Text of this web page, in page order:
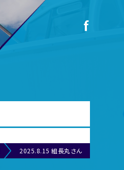
2025.8.15 組長丸さん